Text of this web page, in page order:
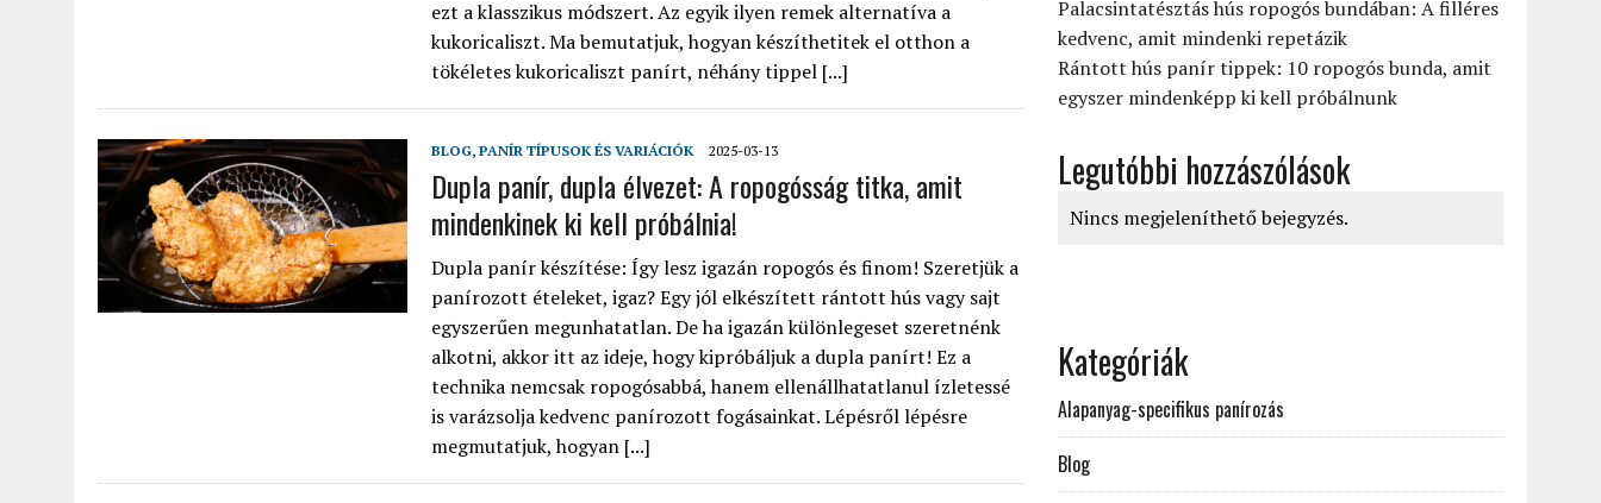
ezt a klasszikus módszert. Az egyik ilyen remek alternatíva a
kukoricaliszt. Ma bemutatjuk, hogyan készíthetitek el otthon a
tökéletes kukoricaliszt panírt, néhány tippel [...]
BLOG, PANÍR TÍPUSOK ÉS VARIÁCIÓK 2025-03-13
Dupla panír, dupla élvezet: A ropogósság titka, amit
mindenkinek ki kell próbálnia!
Dupla panír készítése: Így lesz igazán ropogós és finom! Szeretjük a
panírozott ételeket, igaz? Egy jól elkészített rántott hús vagy sajt
egyszerűen megunhatatlan. De ha igazán különlegeset szeretnénk
alkotni, akkor itt az ideje, hogy kipróbáljuk a dupla panírt! Ez a
technika nemcsak ropogósabbá, hanem ellenállhatatlanul ízletessé
is varázsolja kedvenc panírozott fogásainkat. Lépésről lépésre
megmutatjuk, hogyan [...]
Palacsintatésztás hús ropogós bundában: A filléres
kedvenc, amit mindenki repetázik
Rántott hús panír tippek: 10 ropogós bunda, amit
egyszer mindenképp ki kell próbálnunk
Legutóbbi hozzászólások
Nincs megjeleníthető bejegyzés.
Kategóriák
Alapanyag-specifikus panírozás
Blog